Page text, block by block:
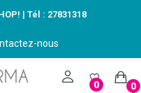
| Tél : 27831318
nous
0 0